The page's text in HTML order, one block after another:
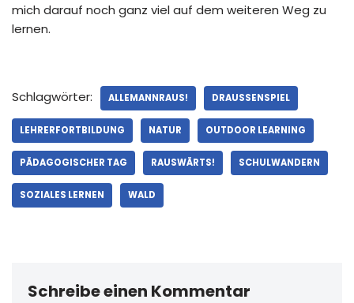
mich darauf noch ganz viel auf dem weiteren Weg zu
lernen.
Schlagwörter: ALLEMANNRAUS! DRAUSSENSPIEL
LEHRERFORTBILDUNG NATUR OUTDOOR LEARNING
PÄDAGOGISCHER TAG RAUSWÄRTS! SCHULWANDERN
SOZIALES LERNEN WALD
Schreibe einen Kommentar